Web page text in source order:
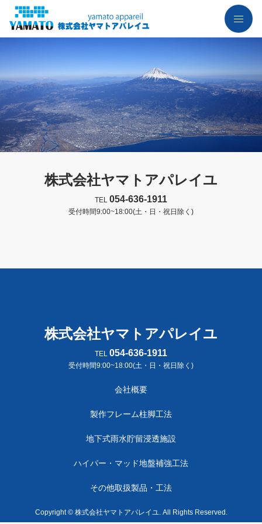
株式会社ヤマトアパレイユ
TEL 054-636-1911
受付時間9:00~18:00(土・日・祝日除く)
株式会社ヤマトアパレイユ
TEL 054-636-1911
受付時間9:00~18:00(土・日・祝日除く)
会社概要
製作フレーム柱脚工法
地下式雨水貯留浸透施設
ハイパー・マッド地盤補強工法
その他取扱製品・工法
Copyright © 株式会社ヤマトアパレイユ. All Rights Reserved.